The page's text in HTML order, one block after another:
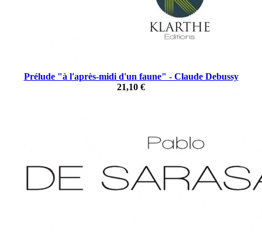
Prélude "à l'après-midi d'un faune" - Claude Debussy
21,10 €